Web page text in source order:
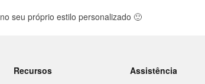
no seu próprio estilo personalizado 🙂
Recursos
Assistência